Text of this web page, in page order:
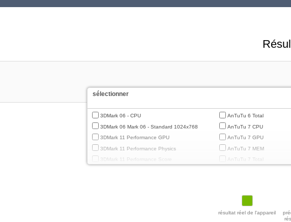
sélectionner
3DMark 06 - CPU
3DMark 06 Mark 06 - Standard 1024x768
3DMark 11 Performance GPU
3DMark 11 Performance Physics
3DMark 11 Performance Score
AnTuTu 6 Total
AnTuTu 7 CPU
AnTuTu 7 GPU
AnTuTu 7 MEM
AnTuTu 7 Total
AnTuTu 8 Total
résultat réel de l'appareil